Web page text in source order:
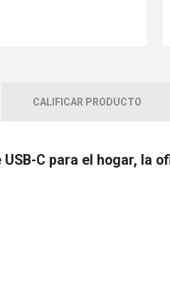
CALIFICAR PRODUCTO
C para el hogar, la